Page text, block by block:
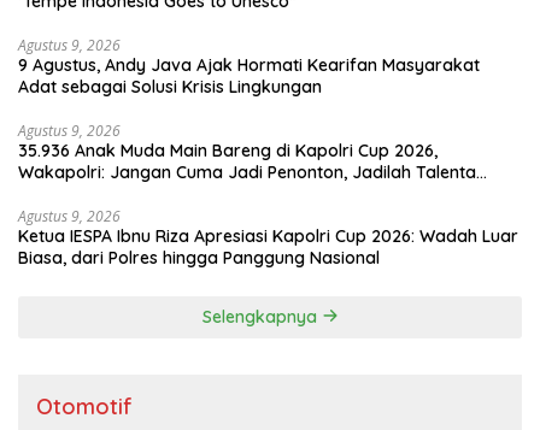
Agustus 9, 2026
9 Agustus, Andy Java Ajak Hormati Kearifan Masyarakat
Adat sebagai Solusi Krisis Lingkungan
Agustus 9, 2026
35.936 Anak Muda Main Bareng di Kapolri Cup 2026,
Wakapolri: Jangan Cuma Jadi Penonton, Jadilah Talenta
Agustus 9, 2026
Ketua IESPA Ibnu Riza Apresiasi Kapolri Cup 2026: Wadah Luar
Biasa, dari Polres hingga Panggung Nasional
Selengkapnya
Otomotif